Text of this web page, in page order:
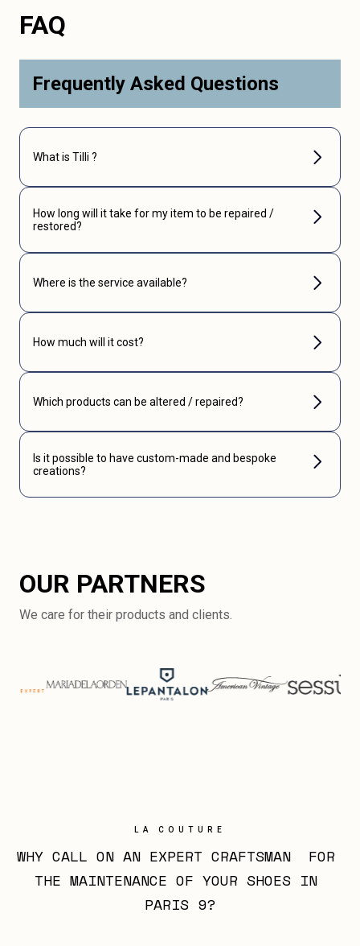
FAQ
Frequently Asked Questions
What is Tilli ?
How long will it take for my item to be repaired /
restored?
Where is the service available?
How much will it cost?
Which products can be altered / repaired?
Is it possible to have custom-made and bespoke
creations?
OUR PARTNERS
We care for their products and clients.
LA COUTURE
WHY CALL ON AN EXPERT CRAFTSMAN  FOR
THE MAINTENANCE OF YOUR SHOES IN
PARIS 9?